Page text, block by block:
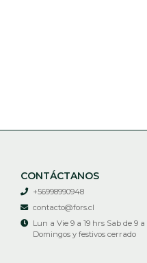
CONTÁCTANOS
+56998990948
contacto@fors.cl
Lun a Vie 9 a 19 hrs Sab de 9
Domingos y festivos cerrado